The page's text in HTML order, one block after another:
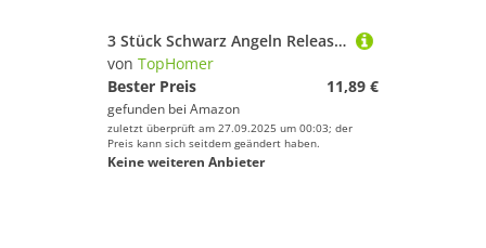
3 Stück Schwarz Angeln Release Clip, Angel Downrigger Clips, Snap Release Clip Outrigger Clip für Weight Hobel Board Outrigger Downrigger Power Grip
von TopHomer
Bester Preis
11,89 €
gefunden bei Amazon
zuletzt überprüft am 27.09.2025 um 00:03; der
Preis kann sich seitdem geändert haben.
Keine weiteren Anbieter